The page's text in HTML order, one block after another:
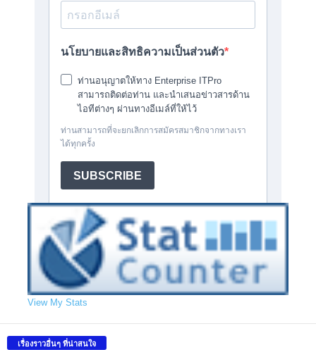
View My Stats
เรื่องราวอื่นๆ ที่น่าสนใจ